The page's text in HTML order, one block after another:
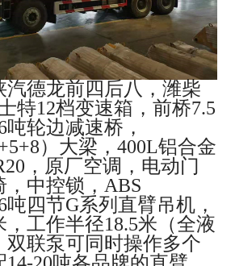
汽德龙前四后八，潍柴
特12档变速箱，前桥7.5
轮边减速桥，
）大梁，400L铝合金
，原厂空调，电动门
，中控锁，ABS
吨四节G系列直臂吊机，
，工作半径18.5米（全液
双联泵可同时操作多个